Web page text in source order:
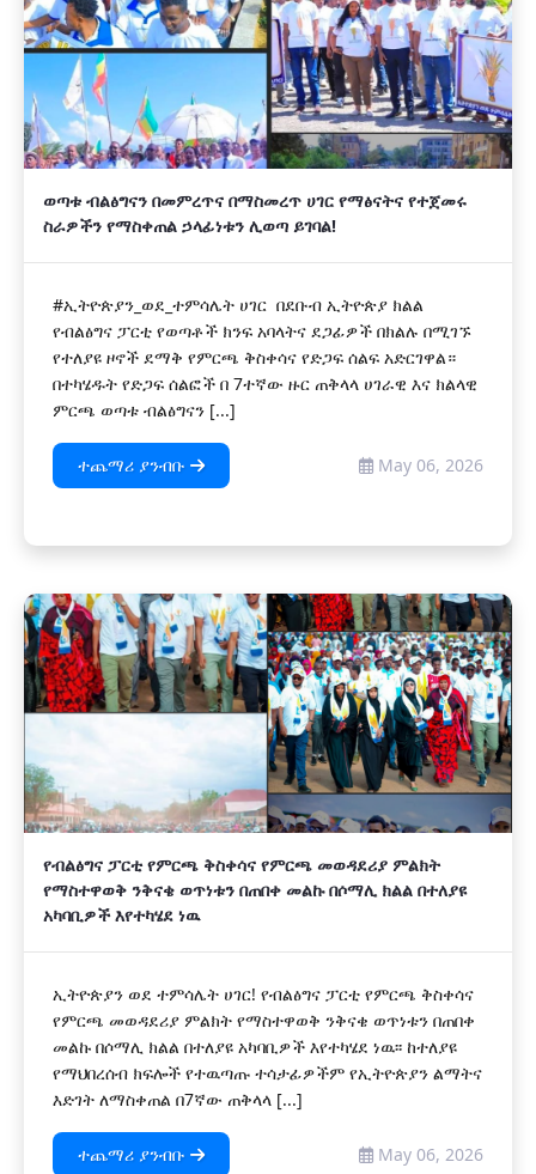
ወጣቱ ብልፅግናን በመምረጥና በማስመረጥ ሀገር የማፅናትና የተጀመሩ
ስራዎችን የማስቀጠል ኃላፊነቱን ሊወጣ ይገባል!
#ኢትዮጵያን_ወደ_ተምሳሌት ሀገር በደቡብ ኢትዮጵያ ክልል
የብልፅግና ፓርቲ የወጣቶች ክንፍ አባላትና ደጋፊዎች በክልሉ በሚገኙ
የተለያዩ ዞኖች ደማቅ የምርጫ ቅስቀሳና የድጋፍ ሰልፍ አድርገዋል።
በተካሄዱት የድጋፍ ሰልፎች በ 7ተኛው ዙር ጠቅላላ ሀገራዊ እና ክልላዊ
ምርጫ ወጣቱ ብልፅግናን [...]
ተጨማሪ ያንብቡ May 06, 2026
የብልፅግና ፓርቲ የምርጫ ቅስቀሳና የምርጫ መወዳደሪያ ምልክት
የማስተዋወቅ ንቅናቄ ወጥነቱን በጠበቀ መልኩ በሶማሊ ክልል በተለያዩ
አካባቢዎች እየተካሄደ ነዉ
ኢትዮጵያን ወደ ተምሳሌት ሀገር! የብልፅግና ፓርቲ የምርጫ ቅስቀሳና
የምርጫ መወዳደሪያ ምልክት የማስተዋወቅ ንቅናቄ ወጥነቱን በጠበቀ
መልኩ በሶማሊ ክልል በተለያዩ አካባቢዎች እየተካሄደ ነዉ፡፡ ከተለያዩ
የማህበረሰብ ክፍሎች የተዉጣጡ ተሳታፊዎችም የኢትዮጵያን ልማትና
እድገት ለማስቀጠል በ7ኛው ጠቅላላ [...]
ተጨማሪ ያንብቡ May 06, 2026